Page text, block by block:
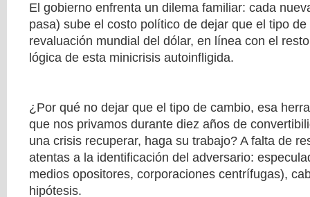
El gobierno enfrenta un dilema familiar: cada
pasa) sube el costo político de dejar que el tipo
revaluación mundial del dólar, en línea con el
lógica de esta minicrisis autoinfligida.
¿Por qué no dejar que el tipo de cambio, esa
que nos privamos durante diez años de
una crisis recuperar, haga su trabajo? A falta de
atentas a la identificación del adversario:
medios opositores, corporaciones centrífugas),
hipótesis.